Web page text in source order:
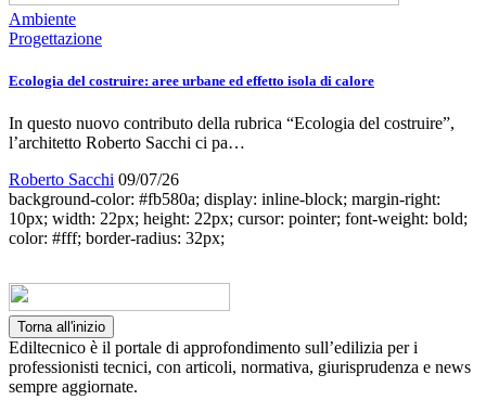
Ambiente
Progettazione
Ecologia del costruire: aree urbane ed effetto isola di calore
In questo nuovo contributo della rubrica “Ecologia del costruire”,
l’architetto Roberto Sacchi ci pa…
Roberto Sacchi 09/07/26
background-color: #fb580a; display: inline-block; margin-right:
10px; width: 22px; height: 22px; cursor: pointer; font-weight: bold;
color: #fff; border-radius: 32px;
Torna all'inizio
Ediltecnico è il portale di approfondimento sull’edilizia per i
professionisti tecnici, con articoli, normativa, giurisprudenza e news
sempre aggiornate.